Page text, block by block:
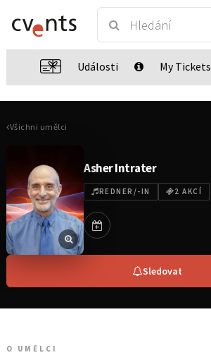
Události My Tickets
Všichni umělci
Asher Intrater
REDNER/-IN 2 AKCÍ
Sledovat
O UMĚLCI